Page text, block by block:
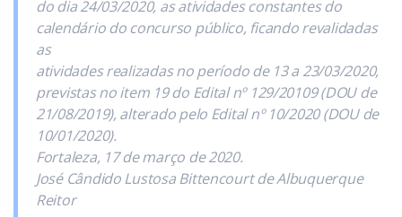
do dia 24/03/2020, as atividades constantes do
calendário do concurso público, ficando revalidadas
as
atividades realizadas no período de 13 a 23/03/2020,
previstas no item 19 do Edital nº 129/20109 (DOU de
21/08/2019), alterado pelo Edital nº 10/2020 (DOU de
10/01/2020).
Fortaleza, 17 de março de 2020.
José Cândido Lustosa Bittencourt de Albuquerque
Reitor